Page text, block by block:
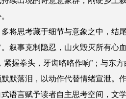
将思考藏于细节与意象之中，结
叙事克制隐忍，山火毁灭所有心
紧握拳头，牙齿咯咯作响” ；与东
默落泪，以动作代替情绪宣泄。
语言赋予读者自主思考空间，文